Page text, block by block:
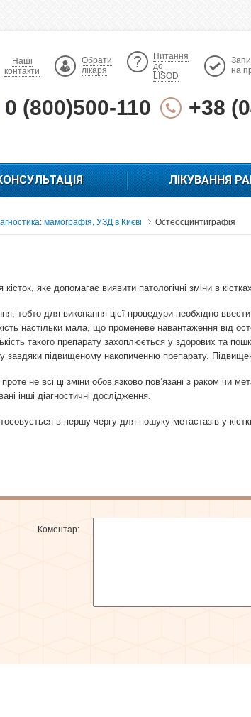
Наші
контакти
Обрати
лікаря
Питання
до
LISOD
на
0 (800)500-110 +38
ЛІКУВАННЯ
мамографія, УЗД в Києві Остеосцинтиграфія
яке допомагає виявити патологічні зміни в
тобто для виконання цієї процедури необхідно
настільки мала, що променеве навантаження від
такого препарату захоплюється у здорових та
завдяки підвищеному накопиченню препарату.
не всі ці зміни обов’язково пов’язані з раком чи
інші діагностичні дослідження.
в першу чергу для пошуку метастазів у
Коментар: